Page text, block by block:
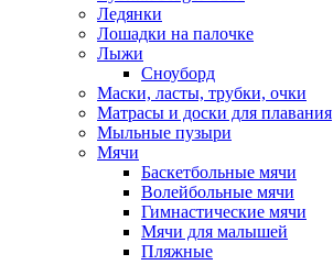
Ледянки
Лошадки на палочке
Лыжи
Сноуборд
Маски, ласты, трубки, очки
Матрасы и доски для плавания
Мыльные пузыри
Мячи
Баскетбольные мячи
Волейбольные мячи
Гимнастические мячи
Мячи для малышей
Пляжные